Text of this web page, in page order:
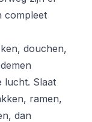
compleet
douchen,
lucht. Slaat
ramen,
dan